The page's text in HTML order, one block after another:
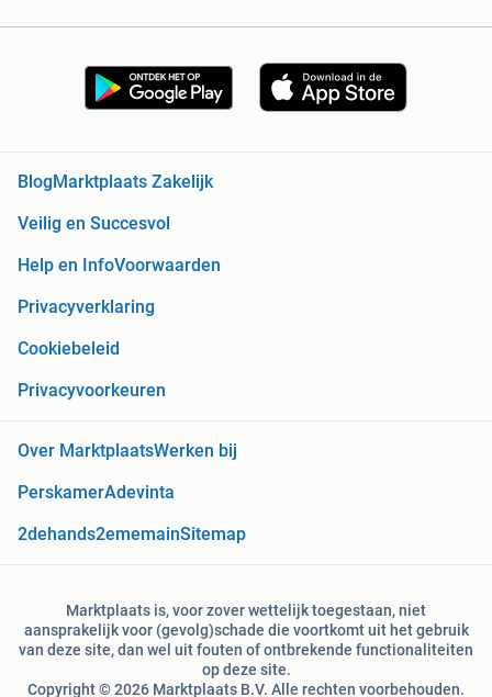
BlogMarktplaats Zakelijk
Veilig en Succesvol
Help en InfoVoorwaarden
Privacyverklaring
Cookiebeleid
Privacyvoorkeuren
Over MarktplaatsWerken bij
PerskamerAdevinta
2dehands2ememainSitemap
Marktplaats is, voor zover wettelijk toegestaan, niet
aansprakelijk voor (gevolg)schade die voortkomt uit het gebruik
van deze site, dan wel uit fouten of ontbrekende functionaliteiten
op deze site.
Copyright © 2026 Marktplaats B.V. Alle rechten voorbehouden.